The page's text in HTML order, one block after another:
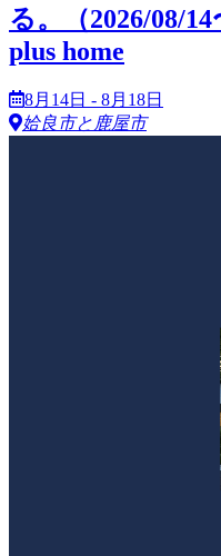
る。（2026/08/
plus home
8月14日 - 8月18日
姶良市と鹿屋市